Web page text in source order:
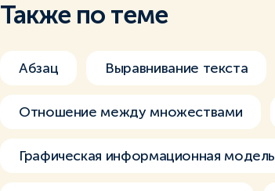
Также по теме
Абзац Выравнивание текста
Отношение между множествами
Графическая информационная модель